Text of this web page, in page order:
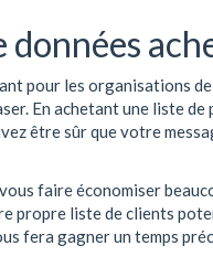
données
pour les organisations
En achetant une liste
être sûr que votre
faire économiser
propre liste de clients
fera gagner un temps